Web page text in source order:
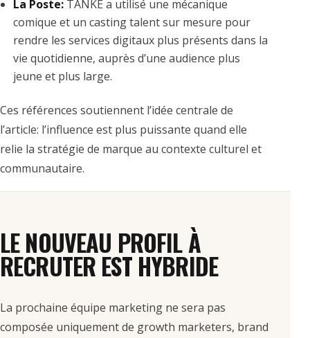
La Poste: TANKE a utilisé une mécanique
comique et un casting talent sur mesure pour
rendre les services digitaux plus présents dans la
vie quotidienne, auprès d’une audience plus
jeune et plus large.
Ces références soutiennent l’idée centrale de
l’article: l’influence est plus puissante quand elle
relie la stratégie de marque au contexte culturel et
communautaire.
LE NOUVEAU PROFIL À
RECRUTER EST HYBRIDE
La prochaine équipe marketing ne sera pas
composée uniquement de growth marketers, brand